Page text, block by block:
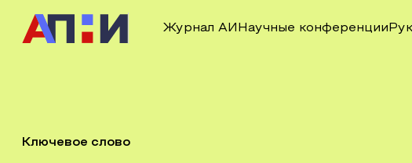
Журнал АИ Научные конференции
Ключевое слово